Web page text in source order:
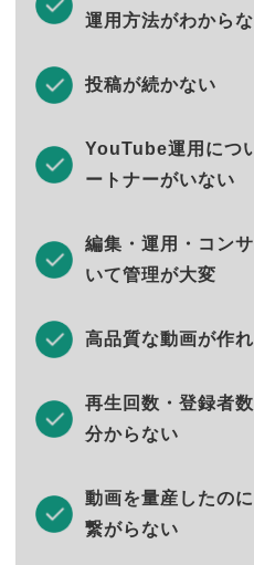
運用方法がわから
投稿が続かない
YouTube運用につ
ートナーがいない
編集・運用・コン
いて管理が大変
高品質な動画が作
再生回数・登録者
分からない
動画を量産したの
繋がらない